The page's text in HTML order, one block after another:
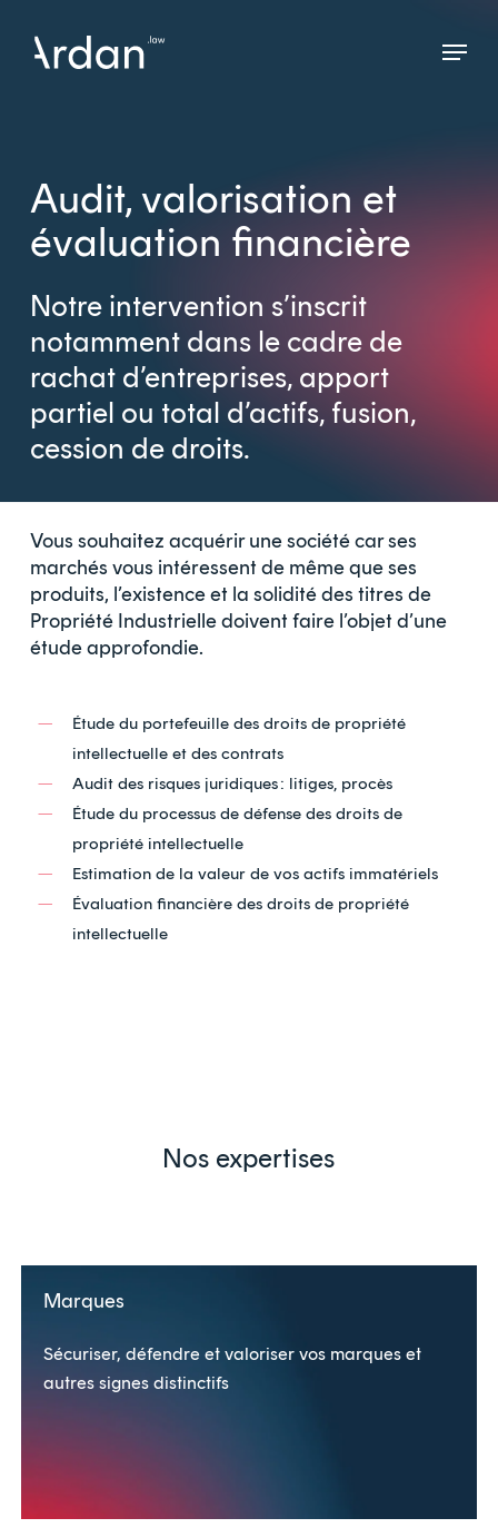
Menu
Audit, valorisation et
évaluation financière
Notre intervention s’inscrit
notamment dans le cadre de
rachat d’entreprises, apport
partiel ou total d’actifs, fusion,
cession de droits.
Vous souhaitez acquérir une société car ses
marchés vous intéressent de même que ses
produits, l’existence et la solidité des titres de
Propriété Industrielle doivent faire l’objet d’une
étude approfondie.
Étude du portefeuille des droits de propriété
intellectuelle et des contrats
Audit des risques juridiques : litiges, procès
Étude du processus de défense des droits de
propriété intellectuelle
Estimation de la valeur de vos actifs immatériels
Évaluation financière des droits de propriété
intellectuelle
Nos expertises
Marques
Sécuriser, défendre et valoriser vos marques et
autres signes distinctifs